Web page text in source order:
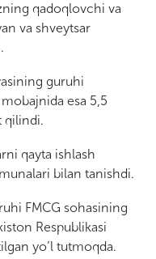
qadoqlovchi va
va shveytsar
guruhi
esa 5,5
qilindi.
qayta ishlash
bilan tanishdi.
FMCG sohasining
Respublikasi
yo’l tutmoqda.